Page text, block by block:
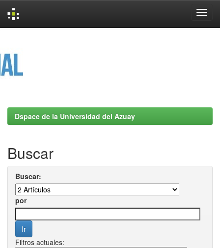
Dspace de la Universidad del Azuay
Buscar
Buscar:
por
Filtros actuales: